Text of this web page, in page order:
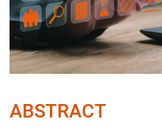
ABSTRACT